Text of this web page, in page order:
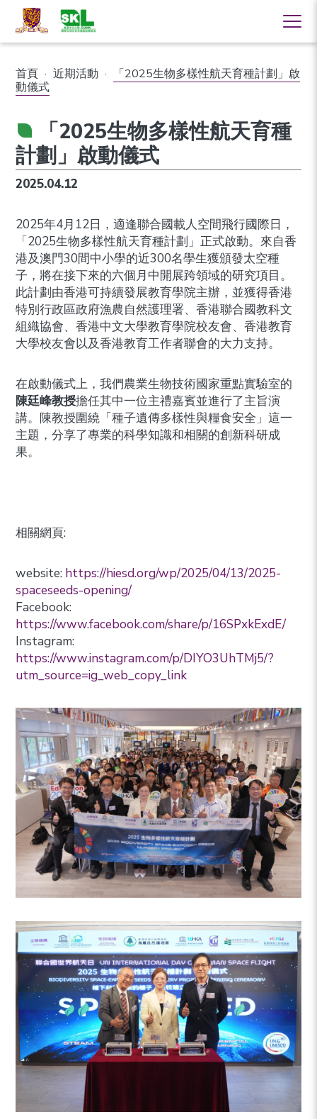
首頁 · 近期活動 ·
「2025生物多樣性航天育種計劃」啟
動儀式
「2025生物多樣性航天育種
計劃」啟動儀式
2025.04.12
2025年4月12日，適逢聯合國載人空間飛行國際日，
「2025生物多樣性航天育種計劃」正式啟動。來自香
港及澳門30間中小學的近300名學生獲頒發太空種
子，將在接下來的六個月中開展跨領域的研究項目。
此計劃由香港可持續發展教育學院主辦，並獲得香港
特別行政區政府漁農自然護理署、香港聯合國教科文
組織協會、香港中文大學教育學院校友會、香港教育
大學校友會以及香港教育工作者聯會的大力支持。
在啟動儀式上，我們農業生物技術國家重點實驗室的
陳廷峰教授擔任其中一位主禮嘉賓並進行了主旨演
講。陳教授圍繞「種子遺傳多樣性與糧食安全」這一
主題，分享了專業的科學知識和相關的創新科研成
果。
相關網頁:
website: https://hiesd.org/wp/2025/04/13/2025-
spaceseeds-opening/
Facebook:
https://www.facebook.com/share/p/16SPxkExdE/
Instagram:
https://www.instagram.com/p/DIYO3UhTMj5/?
utm_source=ig_web_copy_link